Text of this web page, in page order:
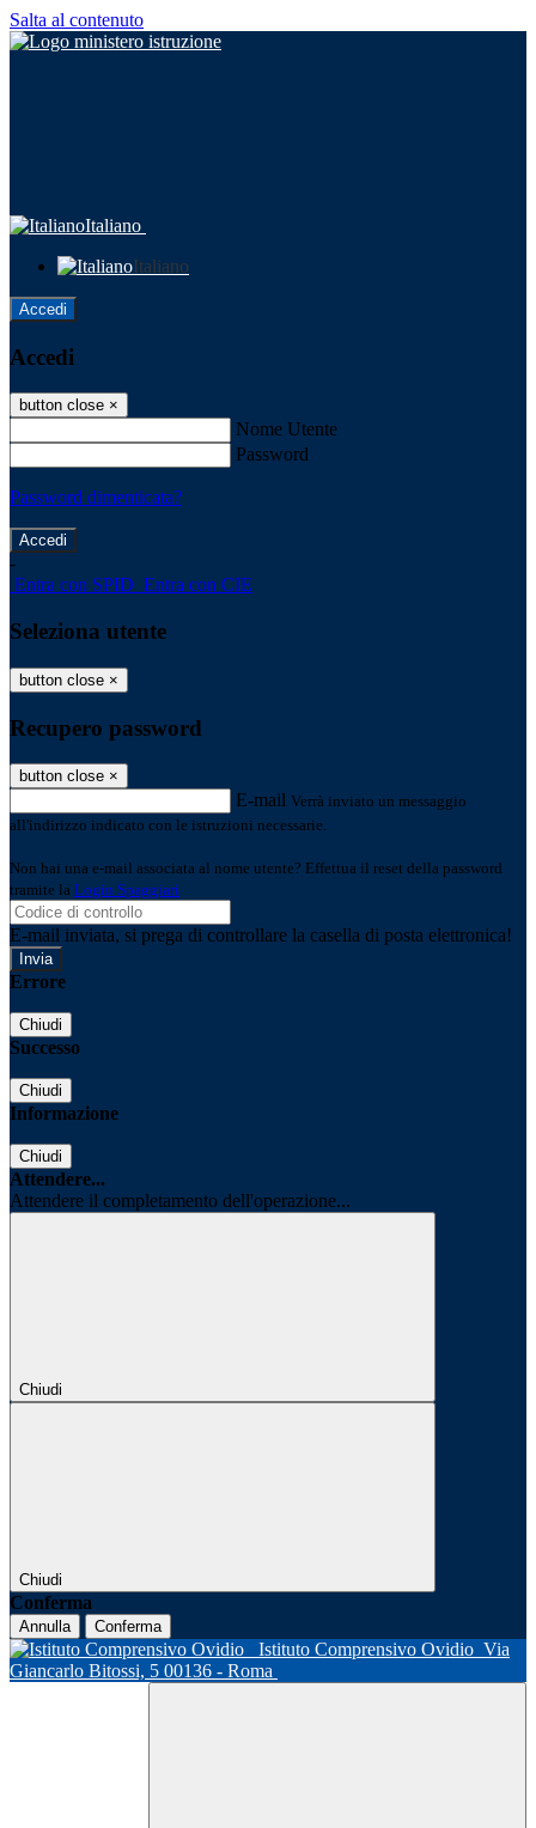
Salta al contenuto
Italiano
Italiano
Accedi
Accedi
button close ×
Nome Utente
Password
Password dimenticata?
-
Entra con SPID Entra con CIE
Seleziona utente
button close ×
Recupero password
button close ×
E-mail Verrà inviato un messaggio
all'indirizzo indicato con le istruzioni necessarie.
Non hai una e-mail associata al nome utente? Effettua il reset della password
tramite la Login Spaggiari
E-mail inviata, si prega di controllare la casella di posta elettronica!
Errore
Chiudi
Successo
Chiudi
Informazione
Chiudi
Attendere...
Attendere il completamento dell'operazione...
Chiudi
Chiudi
Conferma
Annulla Conferma
Istituto Comprensivo Ovidio Via
Giancarlo Bitossi, 5 00136 - Roma